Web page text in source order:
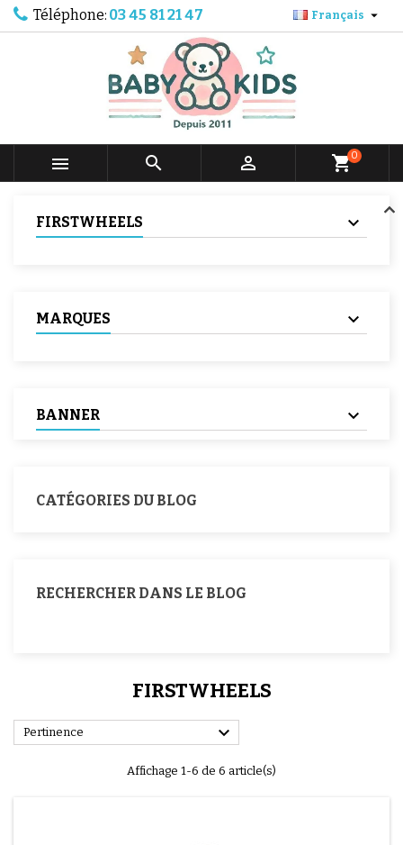
Téléphone: 03 45 81 21 47 Français 
   shopping_cart0
FIRSTWHEELS
MARQUES
BANNER
CATÉGORIES DU BLOG
RECHERCHER DANS LE BLOG
FIRSTWHEELS
Pertinence 
Affichage 1-6 de 6 article(s)